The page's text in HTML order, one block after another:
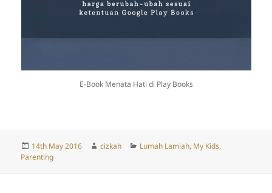
E-Book Menata Hati di Play Books
Posted
on
14th May 2016 Author
cizkah Categories
Lumah Lamiah, My Kids,
Parenting